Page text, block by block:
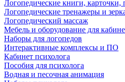
Логопедические книги, карточки,
Логопедические тренажеры и
Логопедический массаж
Мебель и оборудование для
Наборы для логопедов
Интерактивные комплексы и ПО
Кабинет психолога
Пособия для психолога
Водная и песочная анимация